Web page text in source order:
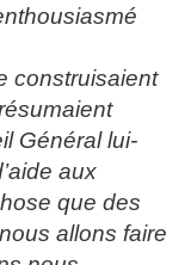
construisaient
Général lui-
aux
que des
allons faire